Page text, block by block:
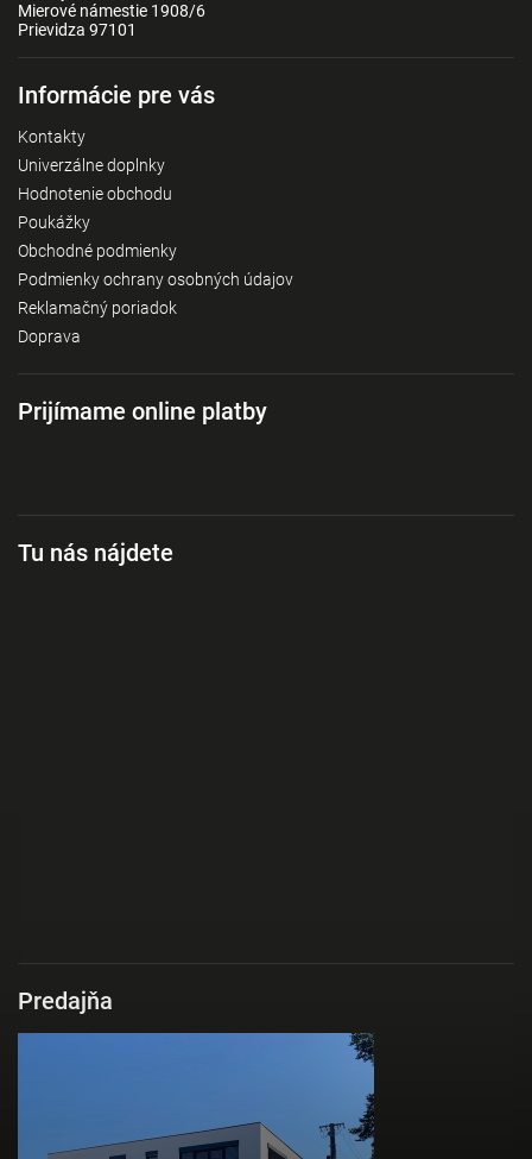
Mierové námestie 1908/6
Prievidza 97101
Informácie pre vás
Kontakty
Univerzálne doplnky
Hodnotenie obchodu
Poukážky
Obchodné podmienky
Podmienky ochrany osobných údajov
Reklamačný poriadok
Doprava
Prijímame online platby
Tu nás nájdete
Predajňa